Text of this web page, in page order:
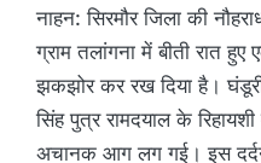
नाहन: सिरमौर जिला की
ग्राम तलांगना में बीती रात
झकझोर कर रख दिया है।
सिंह पुत्र रामदयाल के
अचानक आग लग गई। इस